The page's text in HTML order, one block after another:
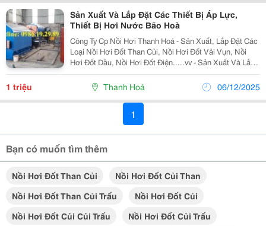
Sản Xuất Và Lắp Đặt Các Thiết Bị Áp Lực,
Thiết Bị Hơi Nước Bão Hoà
Công Ty Cp Nồi Hơi Thanh Hoá - Sản Xuất, Lắp Đặt Các
Loại Nồi Hơi Đốt Than Củi, Nồi Hơi Đốt Vải Vụn, Nồi
Hơi Đốt Dầu, Nồi Hơi Đốt Điện.....vv - Sản Xuất Và Lắp
Đặt Các Thiết Bị Áp Lực Như Bồn Bể Áp Lực,Bình Góp
Hơi... - Sản Xuất Và Lắp Đặt Các...
1 triệu Thanh Hoá 06/12/2025
1
Bạn có muốn tìm thêm
Nồi Hơi Đốt Than Củi
Nồi Hơi Đốt Củi Than
Nồi Hơi Đốt Than Củi Trấu
Nồi Hơi Đốt Củi
Nồi Hơi Đốt Củi Củi Trấu
Nồi Hơi Đốt Củi Trấu